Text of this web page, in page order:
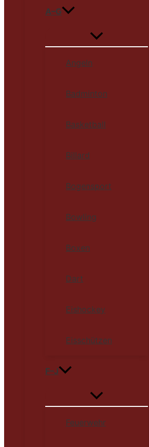
A–G
Angeln
Badminton
Basketball
Billard
Bogensport
Bowling
Boxen
Dart
Eishockey
Eisschützen
F–J
Feuerwehr